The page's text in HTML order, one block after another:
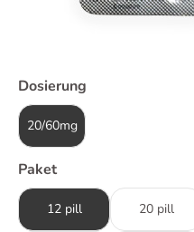
Dosierung
20/60mg
Paket
12 pill 20 pill